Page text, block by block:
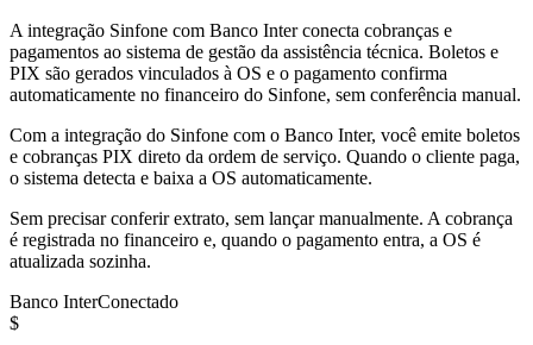
A integração Sinfone com Banco Inter conecta cobranças e
pagamentos ao sistema de gestão da assistência técnica. Boletos e
PIX são gerados vinculados à OS e o pagamento confirma
automaticamente no financeiro do Sinfone, sem conferência manual.
Com a integração do Sinfone com o Banco Inter, você emite boletos
e cobranças PIX direto da ordem de serviço. Quando o cliente paga,
o sistema detecta e baixa a OS automaticamente.
Sem precisar conferir extrato, sem lançar manualmente. A cobrança
é registrada no financeiro e, quando o pagamento entra, a OS é
atualizada sozinha.
Banco InterConectado
$